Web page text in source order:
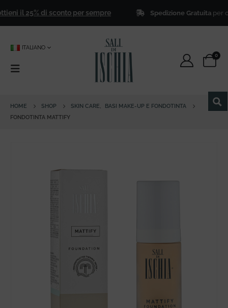
il 25% di sconto per sempre Spedizione Gratuitaper
ITALIANO
0
HOME SHOP SKIN CARE,
BASI MAKE-UP E FONDOTINTA
FONDOTINTA MATTIFY